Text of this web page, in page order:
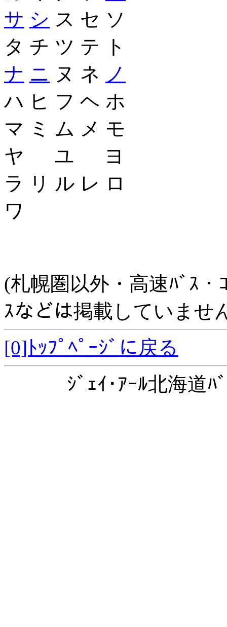
サ シ ス セ ソ
タ チ ツ テ ト
ナ ニ ヌ ネ ノ
ハ ヒ フ ヘ ホ
マ ミ ム メ モ
ヤ ユ ヨ
ラ リ ル レ ロ
ワ
(札幌圏以外・高速ﾊﾞｽ・
ｽなどは掲載していませ
[0]ﾄｯﾌﾟﾍﾟｰｼﾞに戻る
ｼﾞｪｲ･ｱｰﾙ北海道